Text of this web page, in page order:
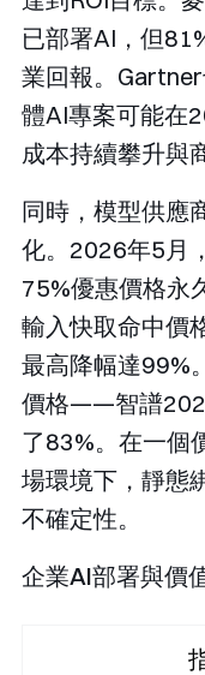
已部署AI，但
業回報。
體AI專案可能在
成本持續攀升與
同時，模型供應
化。2026年5月
75%優惠價格永
輸入快取命中價
最高降幅達99%
價格——智譜
了83%。在一個
場環境下，靜態
不確定性。
企業AI部署與價